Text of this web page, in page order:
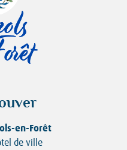
en-Forêt
de ville